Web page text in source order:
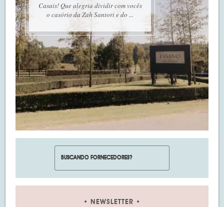
Casais! Que alegria dividir com vocês
o casório da Zah Santori e do ...
NEWSLETTER